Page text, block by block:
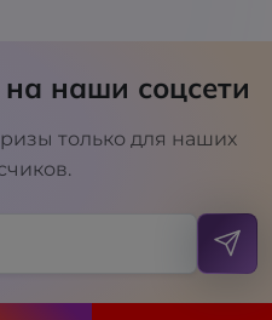
наши соцсети
только для наших